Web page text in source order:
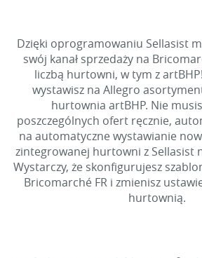
Dzięki oprogramowaniu Sellasist
swój kanał sprzedaży na
liczbą hurtowni, w tym z
wystawisz na Allegro
hurtownia artBHP. Nie
poszczególnych ofert ręcznie,
na automatyczne wystawianie
zintegrowanej hurtowni z Sellasist
Wystarczy, że skonfigurujesz
Bricomarché FR i zmienisz
hurtownią.